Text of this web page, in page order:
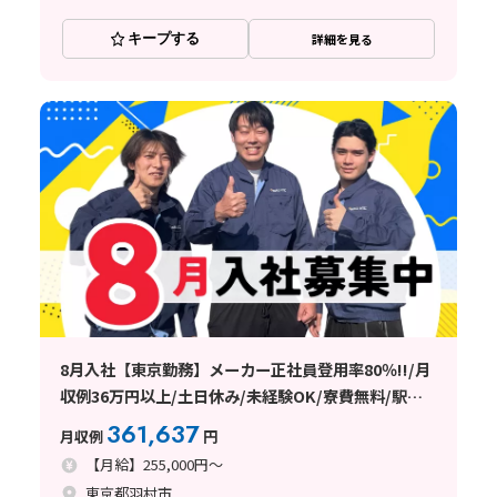
キープする 詳細を見る
8月入社【東京勤務】メーカー正社員登用率80％!!/月
収例36万円以上/土日休み/未経験OK/寮費無料/駅チ
月収例 361,637 円
【月給】255,000円～